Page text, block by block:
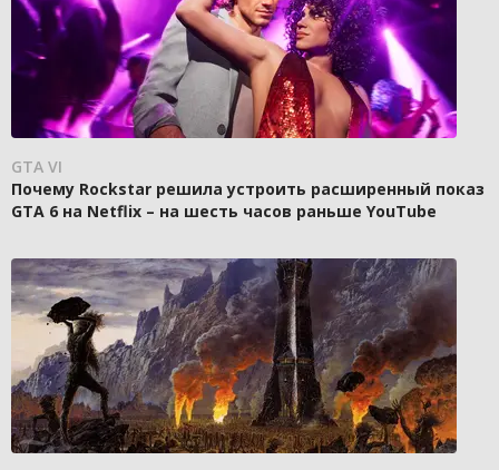
GTA VI
Почему Rockstar решила устроить расширенный показ
GTA 6 на Netflix – на шесть часов раньше YouTube